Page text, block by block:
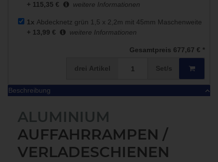
+ 115,35 €
weitere Informationen
1x Abdecknetz grün 1,5 x 2,2m mit 45mm Maschenweite
+ 13,99 €
weitere Informationen
Gesamtpreis 677,67 € *
drei Artikel Set/s
Beschreibung
ALUMINIUM
AUFFAHRRAMPEN /
VERLADESCHIENEN